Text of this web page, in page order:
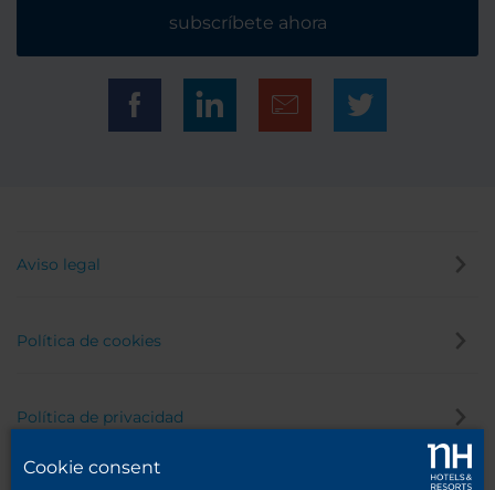
subscríbete ahora
Aviso legal
Política de cookies
Política de privacidad
Cookie consent